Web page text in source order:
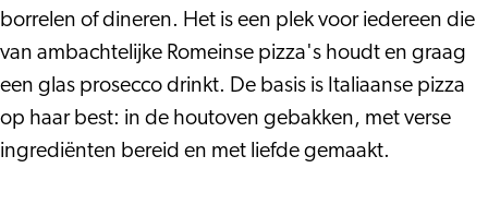
borrelen of dineren. Het is een plek voor iedereen die
van ambachtelijke Romeinse pizza's houdt en graag
een glas prosecco drinkt. De basis is Italiaanse pizza
op haar best: in de houtoven gebakken, met verse
ingrediënten bereid en met liefde gemaakt.